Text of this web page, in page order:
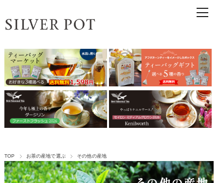
TOP お茶の産地で選ぶ その他の産地